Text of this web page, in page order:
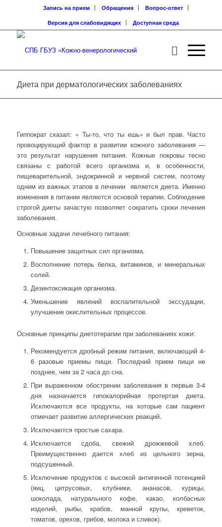
Запись на прием Обращения
Вопрос-ответ
Версия для слабовидящих
Доступная среда
Диета при дерматологических заболеваниях
Гиппократ сказал: « Ты-то, что ты ешь» и был прав. Часто
провоцирующий фактор в развитии кожного заболевания —
это результат нарушения питания. Кожные покровы тесно
связаны с работой всего организма и, в особенности,
пищеварительной, эндокринной и нервной систем, поэтому
одним из важных этапов в лечении является диета. Именно
изменения в питании являются основой терапии. Соблюдение
строгой диеты зачастую позволяет сократить сроки лечения
заболевания.
Основные задачи лечебного питания:
Повышение защитных сил организма.
Восполнение потерь белка, витаминов, и минеральных
солей.
Дезинтоксикация организма.
Уменьшение явлений воспалительной экссудации,
улучшение окислительных процессов.
Основные принципы диетотерапии при заболеваниях кожи:
Рекомендуется дробный режим питания, включающий 4-
6 разовые приемы пищи. Последний прием пищи не
позднее, чем за 2 часа до сна.
При выраженном обострении заболевания в первые 3-4
дня назначается гипокалорийная протертая диета.
Исключаются все продукты, на которые сам пациент
отмечает развитие аллергических реакций.
Исключаются простые сахара.
Исключается сдоба, свежий дрожжевой хлеб.
Преимущественно дается хлеб из цельного зерна,
подсушенный.
Исключение продуктов с высокой антигенной потенцией
(яиц, цитрусовых, клубники, ананасов, курицы,
шоколада, натурального кофе, какао, колбасных
изделий, рыбы, крабов, манной крупы, креветок,
томатов, орехов, грибов, молока и сливок).